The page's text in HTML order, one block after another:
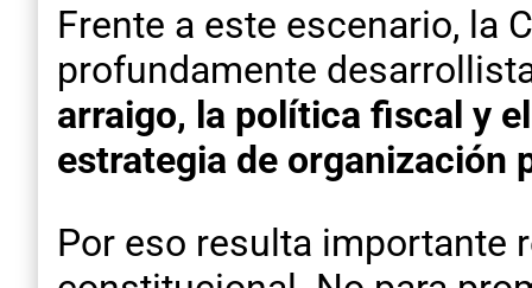
Frente a este escenario, la
profundamente
arraigo, la política fiscal y
estrategia de organización
Por eso resulta importante